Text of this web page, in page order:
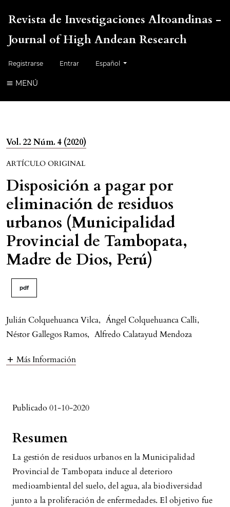
Revista de Investigaciones Altoandinas -
Journal of High Andean Research
Registrarse Entrar Cambiar el idioma. El idioma actual es:
Español
MENÚ
Vol. 22 Núm. 4 (2020)
ARTÍCULO ORIGINAL
Disposición a pagar por
eliminación de residuos
urbanos (Municipalidad
Provincial de Tambopata,
Madre de Dios, Perú)
pdf
Julián Colquehuanca Vilca, Ángel Colquehuanca Calli,
Néstor Gallegos Ramos, Alfredo Calatayud Mendoza
Más Información
Publicado 01-10-2020
Resumen
La gestión de residuos urbanos en la Municipalidad
Provincial de Tambopata induce al deterioro
medioambiental del suelo, del agua, ala biodiversidad
junto a la proliferación de enfermedades. El objetivo fue